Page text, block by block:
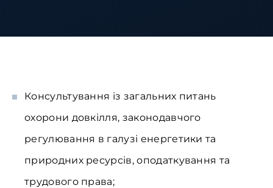
Консультування із загальних питань
охорони довкілля, законодавчого
регулювання в галузі енергетики та
природних ресурсів, оподаткування та
трудового права;